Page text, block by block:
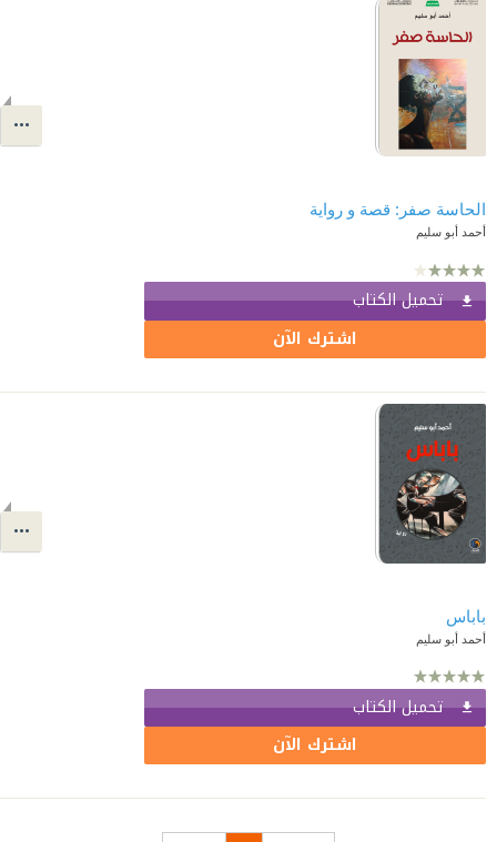
الحاسة صفر: قصة و رواية
أحمد أبو سليم
تحميل الكتاب
اشترك الآن
باباس
أحمد أبو سليم
تحميل الكتاب
اشترك الآن